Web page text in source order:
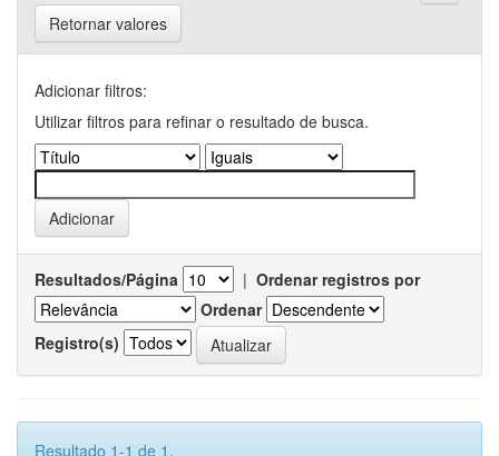
Retornar valores
Adicionar filtros:
Utilizar filtros para refinar o resultado de busca.
Resultados/Página | Ordenar registros por
Ordenar
Registro(s)
Resultado 1-1 de 1.